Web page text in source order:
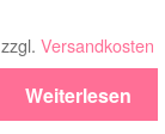
zzgl. Versandkosten
Weiterlesen